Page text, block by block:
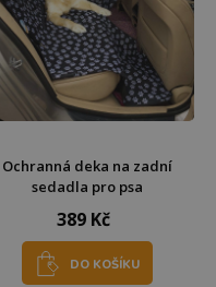
Ochranná deka na zadní
sedadla pro psa
389 Kč
DO KOŠÍKU